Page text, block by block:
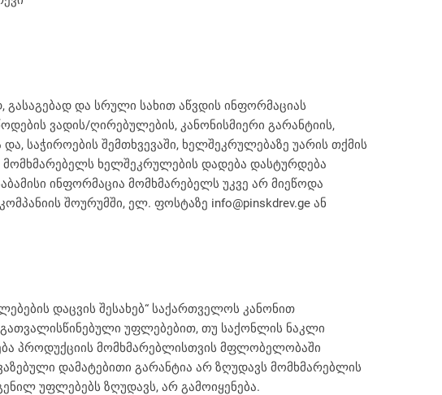
და სრული სახით აწვდის ინფორმაციას
ვადის/ღირებულების, კანონისმიერი გარანტიის,
საჭიროების შემთხვევაში, ხელშეკრულებაზე უარის თქმის
მომხმარებელს ხელშეკრულების დადება დასტურდება
ინფორმაცია მომხმარებელს უკვე არ მიეწოდა
შოურუმში, ელ. ფოსტაზე info@pinskdrev.ge ან
დაცვის შესახებ“ საქართველოს კანონით
უფლებებით, თუ საქონლის ნაკლი
პროდუქციის მომხმარებლისთვის მფლობელობაში
დამატებითი გარანტია არ ზღუდავს მომხმარებლის
უფლებებს ზღუდავს, არ გამოიყენება.